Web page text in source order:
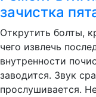
зачистка
Открутить болты,
чего извлечь
внутренности
заводится. Звук
прослушивается.